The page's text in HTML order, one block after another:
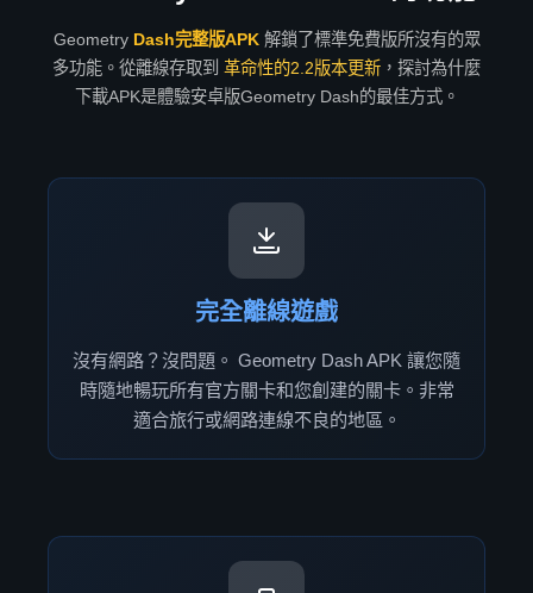
Geometry Dash完整版APK解鎖了標準免費版所沒有的眾
多功能。從離線存取到 革命性的2.2版本更新 ，探討為什麼
下載APK是體驗安卓版Geometry Dash的最佳方式。
完全離線遊戲
沒有網路？沒問題。 Geometry Dash APK 讓您隨
時隨地暢玩所有官方關卡和您創建的關卡。非常
適合旅行或網路連線不良的地區。